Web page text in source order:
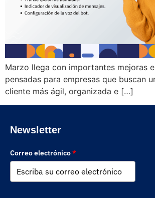
Marzo llega con importantes mejoras
pensadas para empresas que buscan
cliente más ágil, organizada e […]
Newsletter
Correo electrónico*